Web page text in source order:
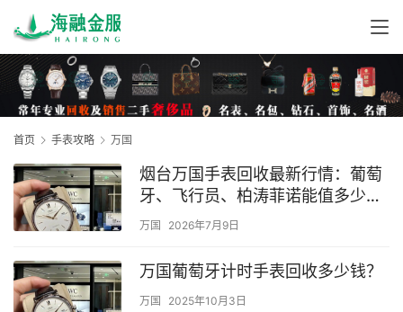
首页 手表攻略 万国
烟台万国手表回收最新行情：葡萄
牙、飞行员、柏涛菲诺能值多少
钱？
万国 2026年7月9日
万国葡萄牙计时手表回收多少钱？
万国 2025年10月3日